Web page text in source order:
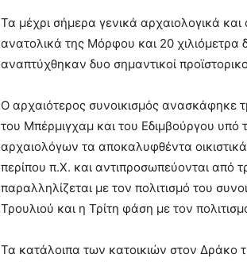
Τα μέχρι σήμερα γενικά αρχαιολογικά
ανατολικά της Μόρφου και 20
αναπτύχθηκαν δυο σημαντικοί
Ο αρχαιότερος συνοικισμός ανασκάφηκε
του Μπέρμιγχαμ και του Εδιμβούργου
αρχαιολόγων τα αποκαλυφθέντα
περίπου π.Χ. και αντιπροσωπεύονται από
παραλληλίζεται με τον πολιτισμό του
Τρουλιού και η Τρίτη φάση με τον
Τα κατάλοιπα των κατοικιών στον Δράκο